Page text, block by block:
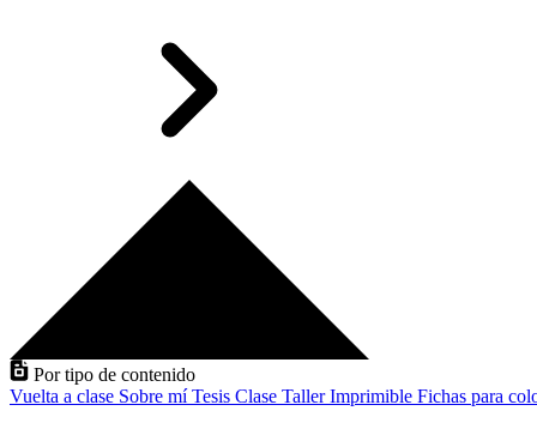
Por tipo de contenido
Vuelta a clase Sobre míTesis Clase TallerImprimible Fichas para